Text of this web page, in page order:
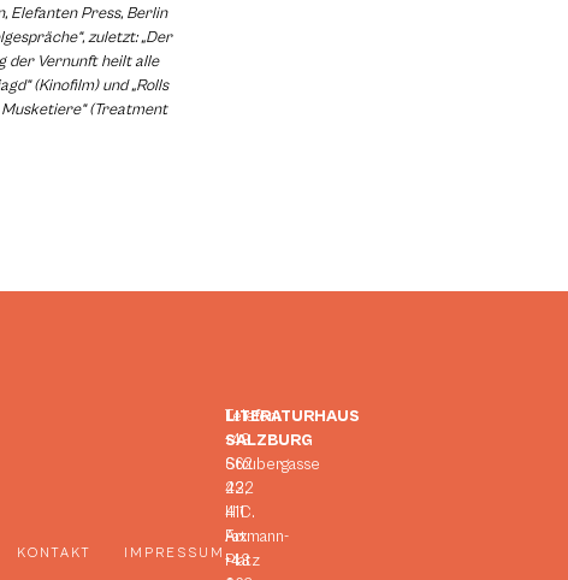
Elefanten Press, Berlin
zuletzt: „Der
der Vernunft heilt alle
(Kinofilm) und „Rolls
(Treatment
KONTAKT IMPRESSUM
LITERATURHAUS
SALZBURG
Strubergasse
23,
H.C.
Artmann-
Platz
Telefon:
+43
662
422
411
Fax:
+43